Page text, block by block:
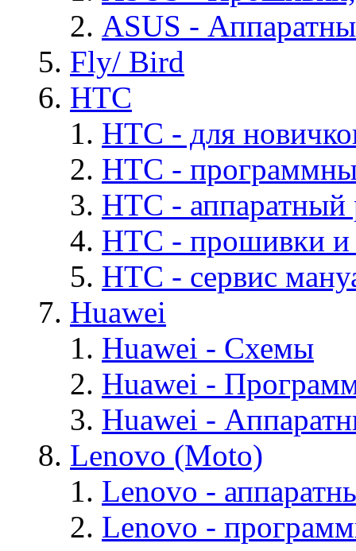
ASUS -
Fly/ Bird
HTC
HTC - для
HTC -
HTC - аппаратный
HTC - прошивки
HTC - cервис
Huawei
Huawei - Cхемы
Huawei -
Huawei -
Lenovo (Moto)
Lenovo -
Lenovo -